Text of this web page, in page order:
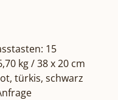
15
kg / 38 x 20 cm
türkis, schwarz